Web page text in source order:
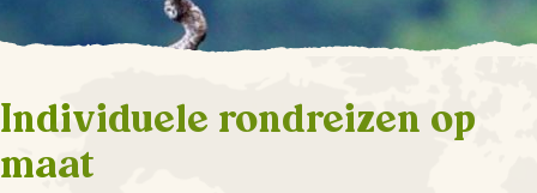
Individuele rondreizen op
maat